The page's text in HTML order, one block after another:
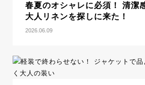
春夏のオシャレに必須！ 清潔
大人リネンを探しに来た！
2026.06.09